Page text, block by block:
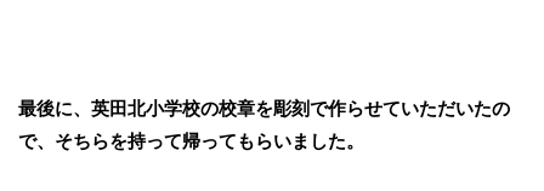
最後に、英田北小学校の校章を彫刻で作らせていただいたの
で、そちらを持って帰ってもらいました。